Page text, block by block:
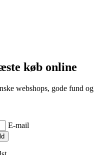
køb online
webshops, gode fund og
E-mail